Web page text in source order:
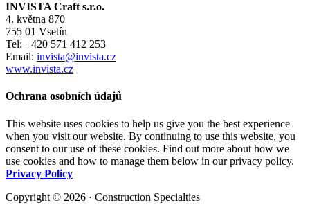
INVISTA Craft s.r.o.
4. května 870
755 01 Vsetín
Tel: +420 571 412 253
Email: invista@invista.cz
www.invista.cz
Ochrana osobních údajů
This website uses cookies to help us give you the best experience
when you visit our website. By continuing to use this website, you
consent to our use of these cookies. Find out more about how we
use cookies and how to manage them below in our privacy policy.
Privacy Policy
Copyright © 2026 · Construction Specialties